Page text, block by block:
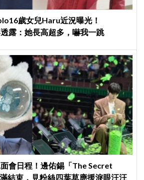
歲女兒Haru近況曝光！
露：她長高超多，嚇我一跳
會日程！邊佑錫「The Secret
結束，見粉絲四葉草應援淚眼汪汪